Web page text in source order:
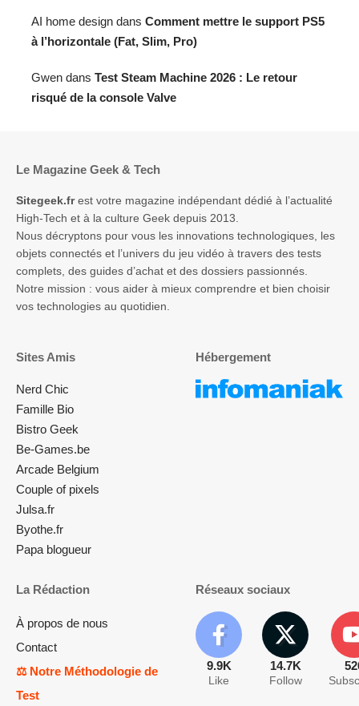
AI home design dans Comment mettre le support PS5
à l’horizontale (Fat, Slim, Pro)
Gwen dans Test Steam Machine 2026 : Le retour
risqué de la console Valve
Le Magazine Geek & Tech
Sitegeek.frest votre magazine indépendant dédié à l’actualité
High-Tech et à la culture Geek depuis 2013.
Nous décryptons pour vous les innovations technologiques, les
objets connectés et l’univers du jeu vidéo à travers des tests
complets, des guides d’achat et des dossiers passionnés.
Notre mission : vous aider à mieux comprendre et bien choisir
vos technologies au quotidien.
Sites Amis
Nerd Chic
Famille Bio
Bistro Geek
Be-Games.be
Arcade Belgium
Couple of pixels
Julsa.fr
Byothe.fr
Papa blogueur
Hébergement
La Rédaction
À propos de nous
Contact
⚖️ Notre Méthodologie de
Test
Réseaux sociaux
9.9K
Like
14.7K
Follow